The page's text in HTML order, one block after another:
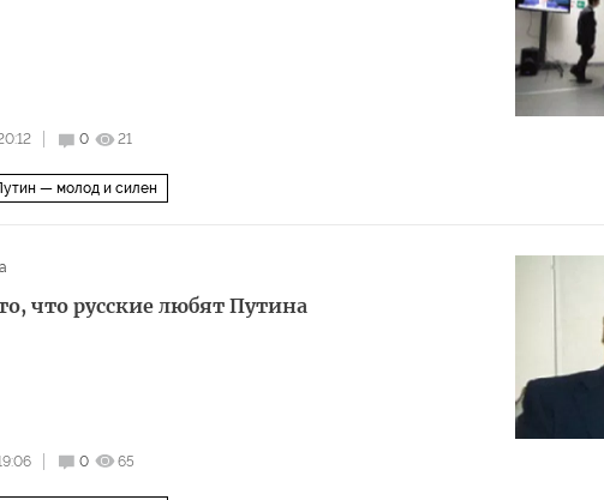
0 21
— молод и силен
что русские любят Путина
0 65